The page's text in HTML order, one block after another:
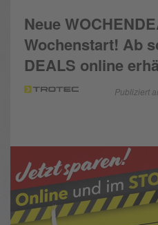
Neue
Wochenstart! Ab
DEALS online
Publiziert